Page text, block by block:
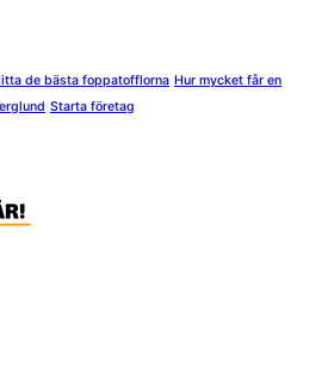
de bästa foppatofflorna Hur mycket får en
Starta företag